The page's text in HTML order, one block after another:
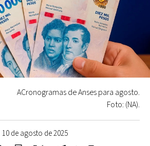
10 de agosto de 2025
ACronogramas de Anses para agosto.
Foto: (NA).